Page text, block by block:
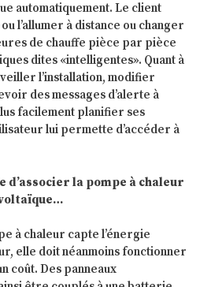
automatiquement. Le client
l’allumer à distance ou changer
de chauffe pièce par pièce
dites «intelligentes». Quant à
l’installation, modifier
des messages d’alerte à
facilement planifier ses
lui permette d’accéder à
d’associer la pompe à chaleur
à chaleur capte l’énergie
elle doit néanmoins fonctionner
coût. Des panneaux